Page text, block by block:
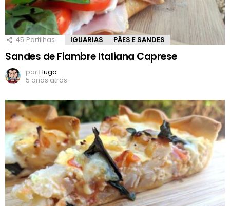
45 Partilhas IGUARIAS PÃES E SANDES
Sandes de Fiambre Italiana Caprese
porHugo
5 anos atrás